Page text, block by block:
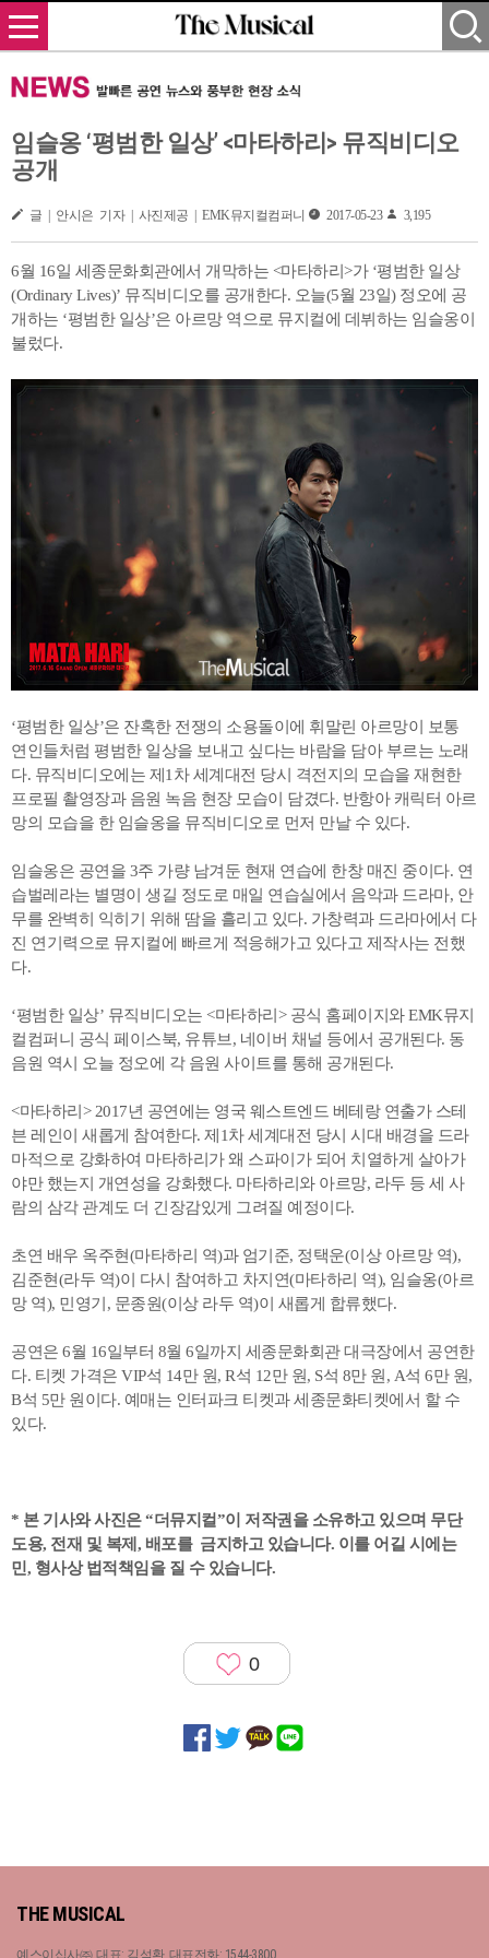
임슬옹 ‘평범한 일상’ <마타하리> 뮤직비디오
공개
글 | 안시은 기자 | 사진제공 | EMK뮤지컬컴퍼니 2017-05-23 3,195
6월 16일 세종문화회관에서 개막하는 <마타하리>가 ‘평범한 일상
(Ordinary Lives)’ 뮤직비디오를 공개한다. 오늘(5월 23일) 정오에 공
개하는 ‘평범한 일상’은 아르망 역으로 뮤지컬에 데뷔하는 임슬옹이
불렀다.
‘평범한 일상’은 잔혹한 전쟁의 소용돌이에 휘말린 아르망이 보통
연인들처럼 평범한 일상을 보내고 싶다는 바람을 담아 부르는 노래
다. 뮤직비디오에는 제1차 세계대전 당시 격전지의 모습을 재현한
프로필 촬영장과 음원 녹음 현장 모습이 담겼다. 반항아 캐릭터 아르
망의 모습을 한 임슬옹을 뮤직비디오로 먼저 만날 수 있다.
임슬옹은 공연을 3주 가량 남겨둔 현재 연습에 한창 매진 중이다. 연
습벌레라는 별명이 생길 정도로 매일 연습실에서 음악과 드라마, 안
무를 완벽히 익히기 위해 땀을 흘리고 있다. 가창력과 드라마에서 다
진 연기력으로 뮤지컬에 빠르게 적응해가고 있다고 제작사는 전했
다.
‘평범한 일상’ 뮤직비디오는 <마타하리> 공식 홈페이지와 EMK뮤지
컬컴퍼니 공식 페이스북, 유튜브, 네이버 채널 등에서 공개된다. 동
음원 역시 오늘 정오에 각 음원 사이트를 통해 공개된다.
<마타하리> 2017년 공연에는 영국 웨스트엔드 베테랑 연출가 스테
븐 레인이 새롭게 참여한다. 제1차 세계대전 당시 시대 배경을 드라
마적으로 강화하여 마타하리가 왜 스파이가 되어 치열하게 살아가
야만 했는지 개연성을 강화했다. 마타하리와 아르망, 라두 등 세 사
람의 삼각 관계도 더 긴장감있게 그려질 예정이다.
초연 배우 옥주현(마타하리 역)과 엄기준, 정택운(이상 아르망 역),
김준현(라두 역)이 다시 참여하고 차지연(마타하리 역), 임슬옹(아르
망 역), 민영기, 문종원(이상 라두 역)이 새롭게 합류했다.
공연은 6월 16일부터 8월 6일까지 세종문화회관 대극장에서 공연한
다. 티켓 가격은 VIP석 14만 원, R석 12만 원, S석 8만 원, A석 6만 원,
B석 5만 원이다. 예매는 인터파크 티켓과 세종문화티켓에서 할 수
있다.
* 본 기사와 사진은 “더뮤지컬”이 저작권을 소유하고 있으며 무단
도용, 전재 및 복제, 배포를 금지하고 있습니다. 이를 어길 시에는
민, 형사상 법적책임을 질 수 있습니다.
0
THE MUSICAL